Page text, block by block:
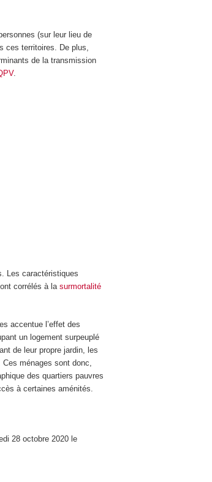
(sur leur lieu de
ces territoires. De plus,
de la transmission
.
Les caractéristiques
corrélés à lasurmortalité
accentue l’effet des
un logement surpeuplé
de leur propre jardin, les
ménages sont donc,
des quartiers pauvres
à certaines aménités.
28 octobre 2020 le